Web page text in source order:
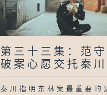
第三十三集：范
破案心愿交托秦川
秦川指明东林案最重要的